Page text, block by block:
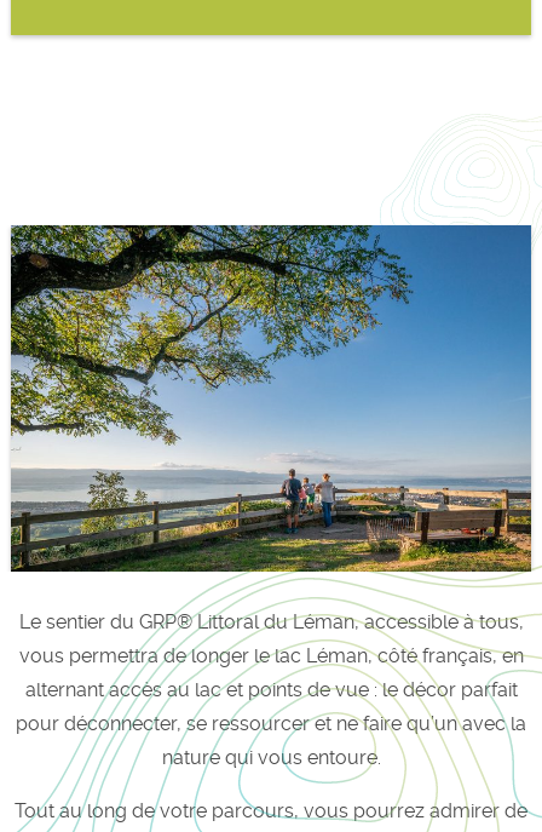
.
Le sentier du GRP® Littoral du Léman, accessible à tous,
vous permettra de longer le lac Léman, côté français, en
alternant accès au lac et points de vue : le décor parfait
pour déconnecter, se ressourcer et ne faire qu’un avec la
nature qui vous entoure.
Tout au long de votre parcours, vous pourrez admirer de